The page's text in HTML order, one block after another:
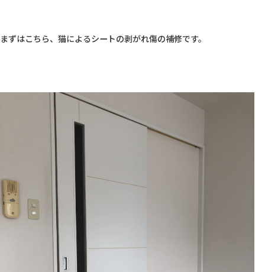
まずはこちら、猫によるシートの剥がれ傷の補修です。